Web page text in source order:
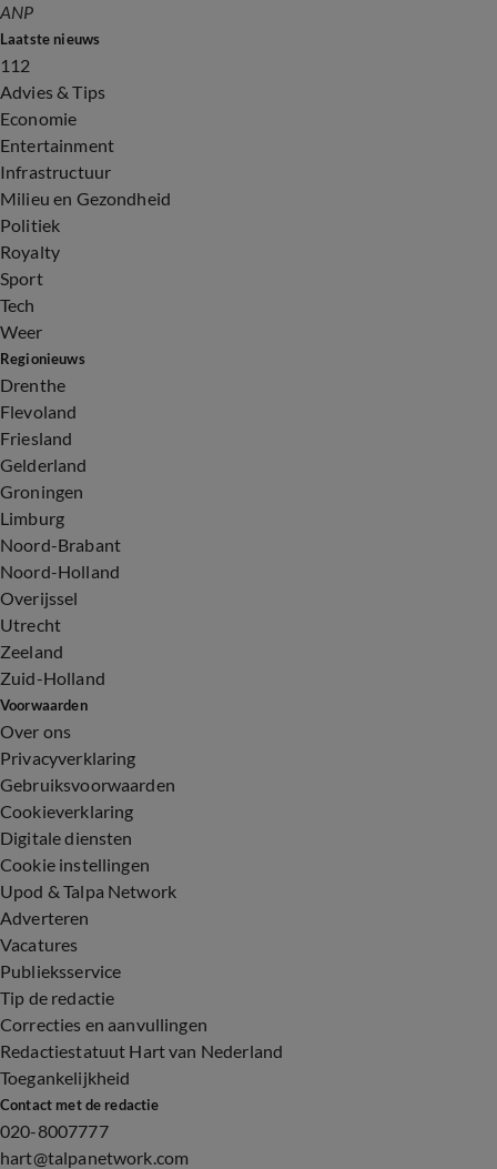
ANP
Laatste nieuws
112
Advies & Tips
Economie
Entertainment
Infrastructuur
Milieu en Gezondheid
Politiek
Royalty
Sport
Tech
Weer
Regionieuws
Drenthe
Flevoland
Friesland
Gelderland
Groningen
Limburg
Noord-Brabant
Noord-Holland
Overijssel
Utrecht
Zeeland
Zuid-Holland
Voorwaarden
Over ons
Privacyverklaring
Gebruiksvoorwaarden
Cookieverklaring
Digitale diensten
Cookie instellingen
Upod & Talpa Network
Adverteren
Vacatures
Publieksservice
Tip de redactie
Correcties en aanvullingen
Redactiestatuut Hart van Nederland
Toegankelijkheid
Contact met de redactie
020-8007777
hart@talpanetwork.com